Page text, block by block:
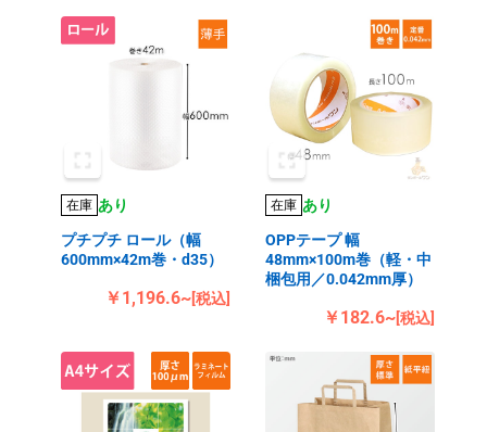
在庫 あり
プチプチ ロール（幅
600mm×42m巻・d35）
￥1,196.6~[税込]
在庫 あり
OPPテープ 幅
48mm×100m巻（軽・中
梱包用／0.042mm厚）
￥182.6~[税込]